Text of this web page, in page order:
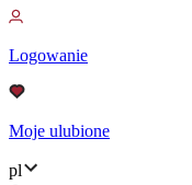
Logowanie
Moje ulubione
pl